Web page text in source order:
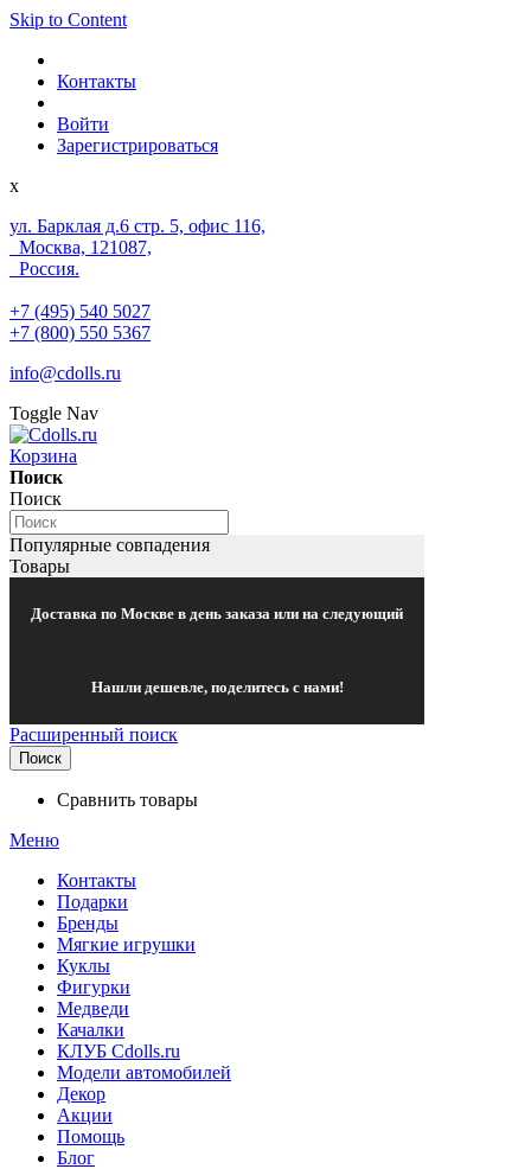
Skip to Content
Контакты
Войти
Зарегистрироваться
x
ул. Барклая д.6 стр. 5, офис 116,
Москва, 121087,
Россия.
+7 (495) 540 5027
+7 (800) 550 5367
info@cdolls.ru
Toggle Nav
Корзина
Поиск
Поиск
Популярные совпадения
Товары
Доставка по Москве в день заказа или на следующий
Нашли дешевле, поделитесь с нами!
Расширенный поиск
Поиск
Сравнить товары
Меню
Контакты
Подарки
Бренды
Мягкие игрушки
Куклы
Фигурки
Медведи
Качалки
КЛУБ Cdolls.ru
Модели автомобилей
Декор
Акции
Помощь
Блог